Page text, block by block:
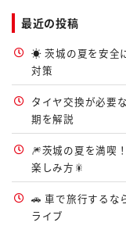
最近の投稿
☀️ 茨城の夏を安全
対策
タイヤ交換が必要
期を解説
🎆茨城の夏を満喫
楽しみ方🎇
🚗 車で旅行するな
ライブ